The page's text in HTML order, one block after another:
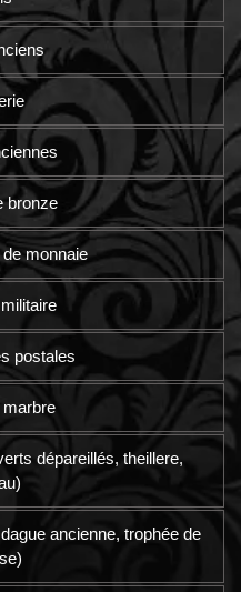
bronze
monnaie
postales
dépareillés, theillere,
ancienne, trophée de